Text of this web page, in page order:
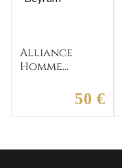
Alliance
Homme
50 €